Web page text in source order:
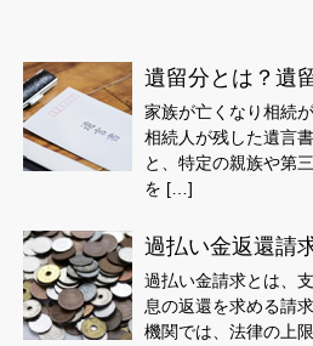
遺留分とは？遺
家族が亡くなり相続
相続人が残した遺言
と、特定の親族や第
を […]
過払い金返還請
過払い金請求とは、
息の返還を求める請
機関では、法律の上